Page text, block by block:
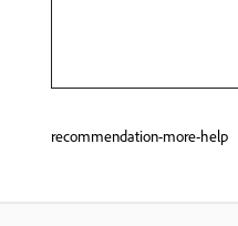
recommendation-more-help